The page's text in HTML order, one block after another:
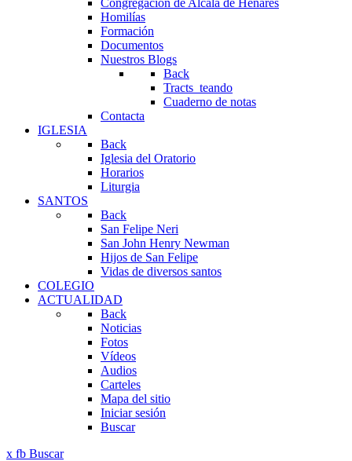
Congregación de Alcalá de Henares
Homilías
Formación
Documentos
Nuestros Blogs
Back
Tracts_teando
Cuaderno de notas
Contacta
IGLESIA
Back
Iglesia del Oratorio
Horarios
Liturgia
SANTOS
Back
San Felipe Neri
San John Henry Newman
Hijos de San Felipe
Vidas de diversos santos
COLEGIO
ACTUALIDAD
Back
Noticias
Fotos
Vídeos
Audios
Carteles
Mapa del sitio
Iniciar sesión
Buscar
x fb Buscar